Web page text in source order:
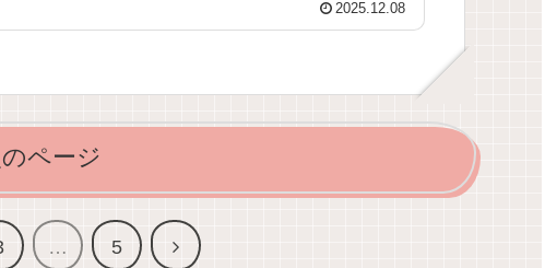
2025.12.08
ページ
… 5